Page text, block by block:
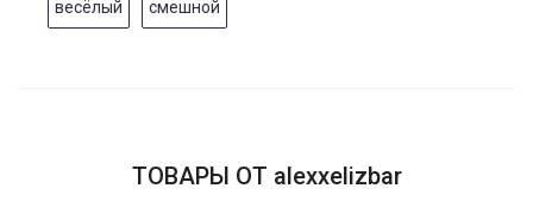
весёлый смешной
ТОВАРЫ ОТ alexxelizbar